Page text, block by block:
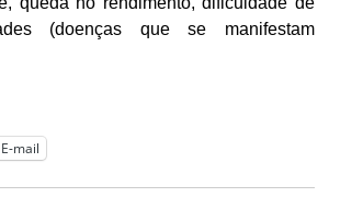
(doenças que se manifestam
E-mail